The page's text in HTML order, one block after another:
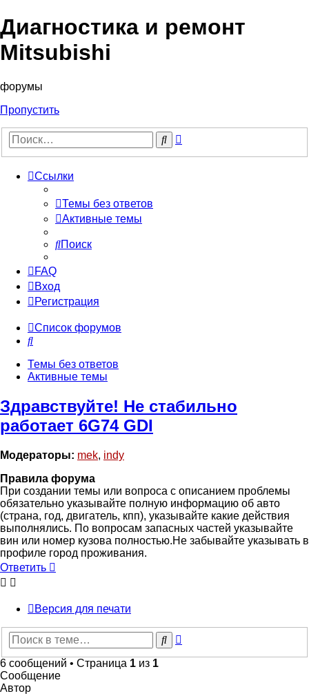
Диагностика и ремонт
Mitsubishi
форумы
Пропустить
Поиск
Ссылки
Темы без ответов
Активные темы
Поиск
FAQ
Вход
Регистрация
Список форумов
Поиск
Темы без ответов
Активные темы
Здравствуйте! Не стабильно
работает 6G74 GDI
Модераторы: mek, indy
Правила форума
При создании темы или вопроса с описанием проблемы
обязательно указывайте полную информацию об авто
(страна, год, двигатель, кпп), указывайте какие действия
выполнялись. По вопросам запасных частей указывайте
вин или номер кузова полностью.Не забывайте указывать в
профиле город проживания.
Ответить
Версия для печати
Поиск
6 сообщений • Страница 1 из 1
Сообщение
Автор